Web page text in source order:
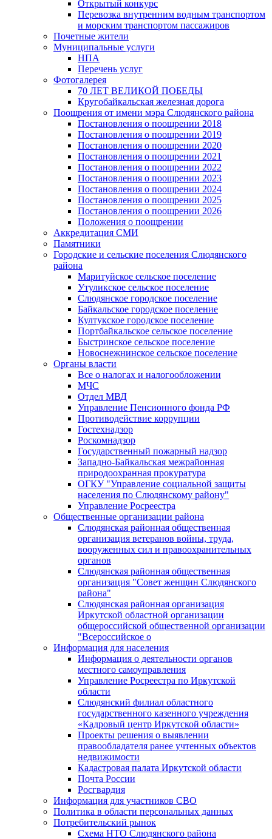
Открытый конкурс
Перевозка внутренним водным транспортом
и морским транспортом пассажиров
Почетные жители
Муниципальные услуги
НПА
Перечень услуг
Фотогалерея
70 ЛЕТ ВЕЛИКОЙ ПОБЕДЫ
Кругобайкальская железная дорога
Поощрения от имени мэра Слюдянского района
Постановления о поощрении 2018
Постановления о поощрении 2019
Постановления о поощрении 2020
Постановления о поощрении 2021
Постановления о поощрении 2022
Постановления о поощрении 2023
Постановления о поощрении 2024
Постановления о поощрении 2025
Постановления о поощрении 2026
Положения о поощрении
Аккредитация СМИ
Памятники
Городские и сельские поселения Слюдянского
района
Маритуйское сельское поселение
Утуликское сельское поселение
Слюдянское городское поселение
Байкальское городское поселение
Култукское городское поселение
Портбайкальское сельское поселение
Быстринское сельское поселение
Новоснежнинское сельское поселение
Органы власти
Все о налогах и налогообложении
МЧС
Отдел МВД
Управление Пенсионного фонда РФ
Противодействие коррупции
Гостехнадзор
Роскомнадзор
Государственный пожарный надзор
Западно-Байкальская межрайонная
природоохранная прокуратура
ОГКУ "Управление социальной защиты
населения по Слюдянскому району"
Управление Росреестра
Общественные организации района
Слюдянская районная общественная
организация ветеранов войны, труда,
вооруженных сил и правоохранительных
органов
Слюдянская районная общественная
организация "Совет женщин Слюдянского
района"
Слюдянская районная организация
Иркутской областной организации
общероссийской общественной организации
"Всероссийское о
Информация для населения
Информация о деятельности органов
местного самоуправления
Управление Росреестра по Иркутской
области
Слюдянский филиал областного
государственного казенного учреждения
«Кадровый центр Иркутской области»
Проекты решения о выявлении
правообладателя ранее учтенных объектов
недвижимости
Кадастровая палата Иркутской области
Почта России
Росгвардия
Информация для участников СВО
Политика в области персональных данных
Потребительский рынок
Схема НТО Слюдянского района